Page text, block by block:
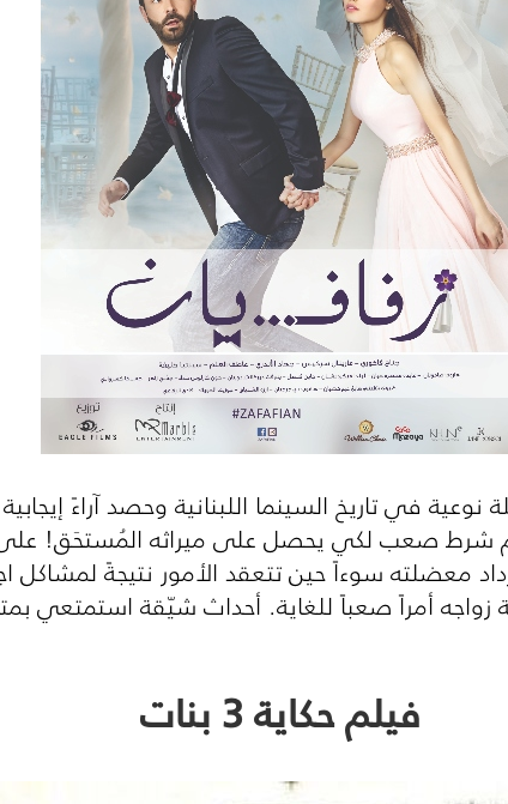
في تاريخ السينما اللبنانية وحصد آراءً
شرط صعب لكي يحصل على ميراثه المُستحَق!
معضلته سوءاً حين تتعقد الأمور نتيجةً لمشاكل
أمراً صعباً للغاية. أحداث شيّقة استمتعي
فيلم حكاية 3 بنات